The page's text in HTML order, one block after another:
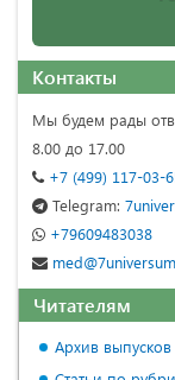
Контакты
Мы будем рады
8.00 до 17.00
+7 (499) 117-03-
Telegram:
+79609483038
Читателям
Архив выпусков